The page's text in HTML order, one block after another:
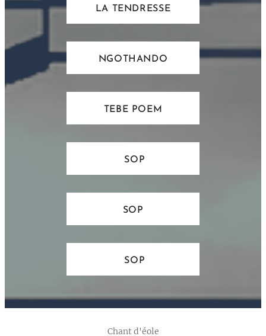
LA TENDRESSE
NGOTHANDO
TEBE POEM
SOP
SOP
SOP
Chant d'éole